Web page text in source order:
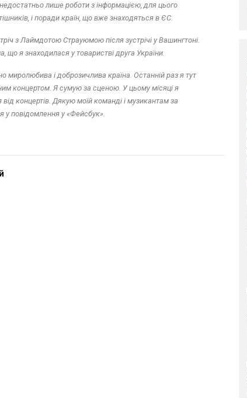
лише роботи з інформацією, для цього
і поради країн, що вже знаходяться в ЄС.
з Лаймдотою Страуюмою після зустрічі у Вашингтоні.
що я знаходилася у товаристві друга України.
миролюбива і доброзичлива країна. Останній раз я тут
концертом. Я сумую за сценою. У цьому місяці я
концертів. Дякую моїй команді і музикантам за
у повідомлення у «Фейсбук».